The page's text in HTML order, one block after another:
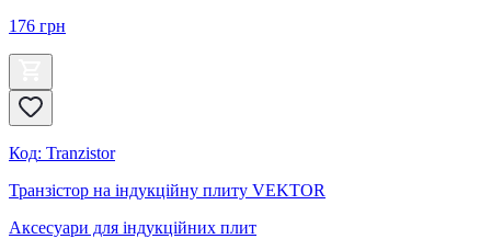
176 грн
Код: Tranzistor
Транзістор на індукційну плиту VEKTOR
Аксесуари для індукційних плит